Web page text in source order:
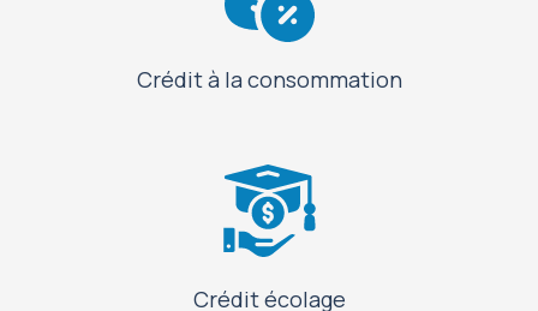
Crédit à la consommation
Crédit écolage